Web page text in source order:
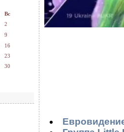
Вс
2
9
16
23
30